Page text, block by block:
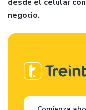
desde el celular
negocio.